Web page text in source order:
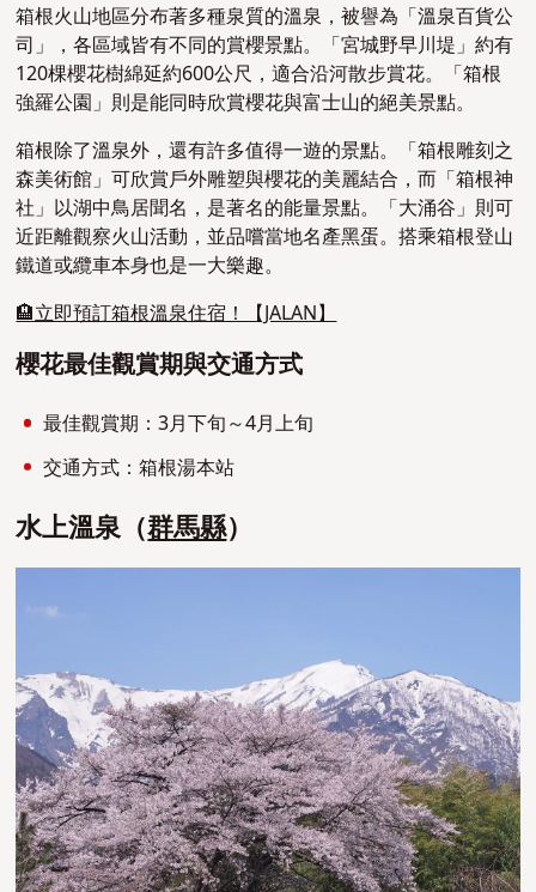
箱根火山地區分布著多種泉質的溫泉，被譽為「溫泉百貨公
司」，各區域皆有不同的賞櫻景點。「宮城野早川堤」約有
120棵櫻花樹綿延約600公尺，適合沿河散步賞花。「箱根
強羅公園」則是能同時欣賞櫻花與富士山的絕美景點。
箱根除了溫泉外，還有許多值得一遊的景點。「箱根雕刻之
森美術館」可欣賞戶外雕塑與櫻花的美麗結合，而「箱根神
社」以湖中鳥居聞名，是著名的能量景點。「大涌谷」則可
近距離觀察火山活動，並品嚐當地名產黑蛋。搭乘箱根登山
鐵道或纜車本身也是一大樂趣。
🏨立即預訂箱根溫泉住宿！【JALAN】
櫻花最佳觀賞期與交通方式
最佳觀賞期：3月下旬～4月上旬
交通方式：箱根湯本站
水上溫泉（群馬縣）